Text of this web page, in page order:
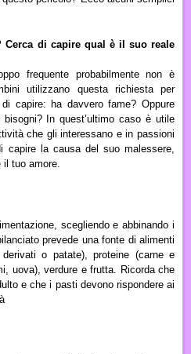
Cerca di capire qual è il suo reale
frequente probabilmente non è
utilizzano questa richiesta per
capire: ha davvero fame? Oppure
In quest’ultimo caso è utile
che gli interessano e in passioni
capire la causa del suo malessere,
il tuo amore.
scegliendo e abbinando i
prevede una fonte di alimenti
o patate), proteine (carne e
uova), verdure e frutta. Ricorda che
e che i pasti devono rispondere ai